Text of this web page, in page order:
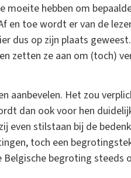
moeite hebben om
en toe wordt er van de
dus op zijn plaats
zetten ze aan om (toch)
aanbevelen. Het zou
dan ook voor hen
even stilstaan bij de
toch een
begroting steeds